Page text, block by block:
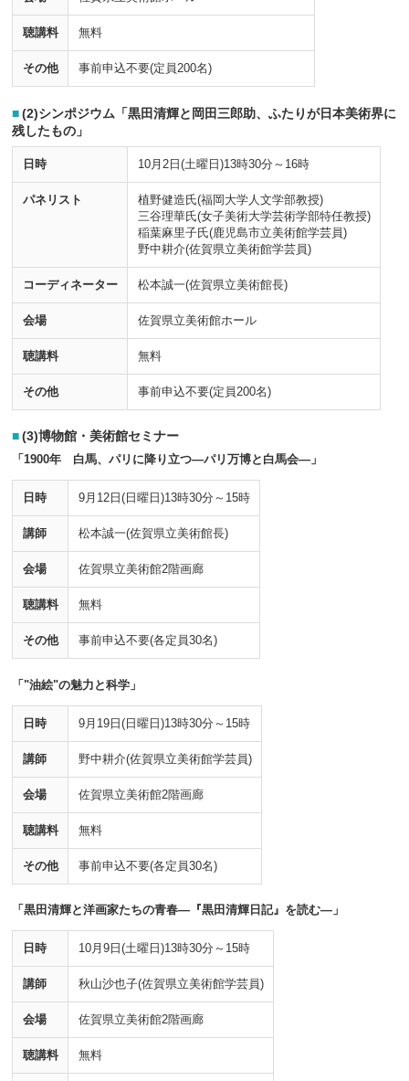
聴講料 無料
その他 事前申込不要(定員200名)
(2)シンポジウム「黒田清輝と岡田三郎助、ふたりが日本美術界に
残したもの」
日時 10月2日(土曜日)13時30分～16時
パネリスト
植野健造氏(福岡大学人文学部教授)
三谷理華氏(女子美術大学芸術学部特任教授)
稲葉麻里子氏(鹿児島市立美術館学芸員)
野中耕介(佐賀県立美術館学芸員)
コーディネーター 松本誠一(佐賀県立美術館長)
会場 佐賀県立美術館ホール
聴講料 無料
その他 事前申込不要(定員200名)
(3)博物館・美術館セミナー
「1900年 白馬、パリに降り立つ―パリ万博と白馬会―」
日時 9月12日(日曜日)13時30分～15時
講師 松本誠一(佐賀県立美術館長)
会場 佐賀県立美術館2階画廊
聴講料 無料
その他 事前申込不要(各定員30名)
「"油絵"の魅力と科学」
日時 9月19日(日曜日)13時30分～15時
講師 野中耕介(佐賀県立美術館学芸員)
会場 佐賀県立美術館2階画廊
聴講料 無料
その他 事前申込不要(各定員30名)
「黒田清輝と洋画家たちの青春―『黒田清輝日記』を読む―」
日時 10月9日(土曜日)13時30分～15時
講師 秋山沙也子(佐賀県立美術館学芸員)
会場 佐賀県立美術館2階画廊
聴講料 無料